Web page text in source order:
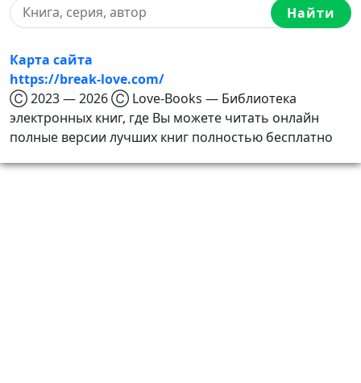
Найти
Карта сайта
https://break-love.com/
Ⓒ 2023 — 2026 Ⓒ Love-Books — Библиотека
электронных книг, где Вы можете читать онлайн
полные версии лучших книг полностью бесплатно